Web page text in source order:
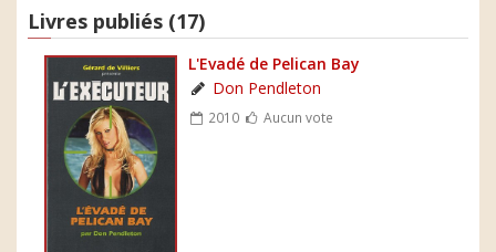
Livres publiés (17)
L'Evadé de Pelican Bay
Don Pendleton
2010 Aucun vote